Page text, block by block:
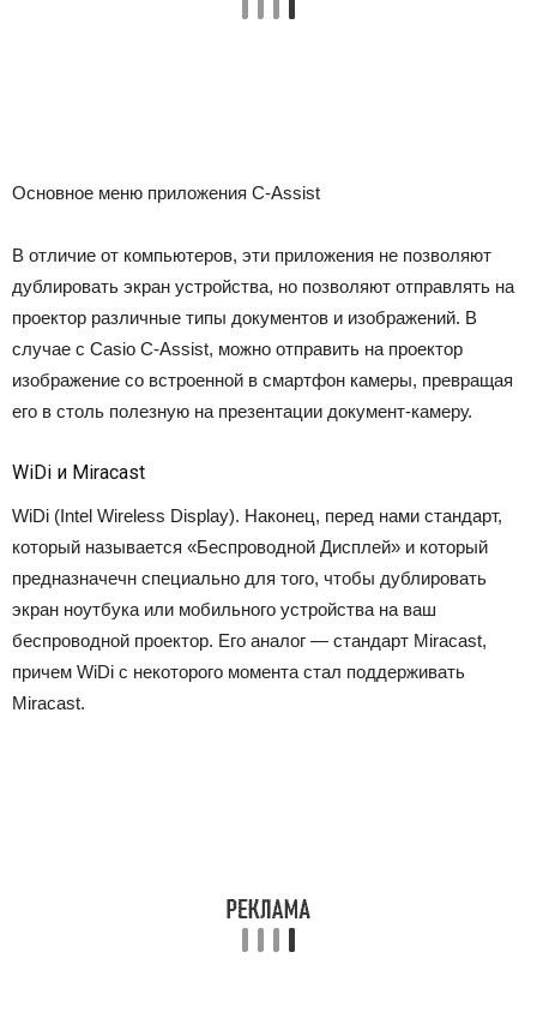
Основное меню приложения C-Assist
В отличие от компьютеров, эти приложения не позволяют
дублировать экран устройства, но позволяют отправлять на
проектор различные типы документов и изображений. В
случае с Casio C-Assist, можно отправить на проектор
изображение со встроенной в смартфон камеры, превращая
его в столь полезную на презентации документ-камеру.
WiDi и Miracast
WiDi (Intel Wireless Display). Наконец, перед нами стандарт,
который называется «Беспроводной Дисплей» и который
предназначечн специально для того, чтобы дублировать
экран ноутбука или мобильного устройства на ваш
беспроводной проектор. Его аналог — стандарт Miracast,
причем WiDi с некоторого момента стал поддерживать
Miracast.